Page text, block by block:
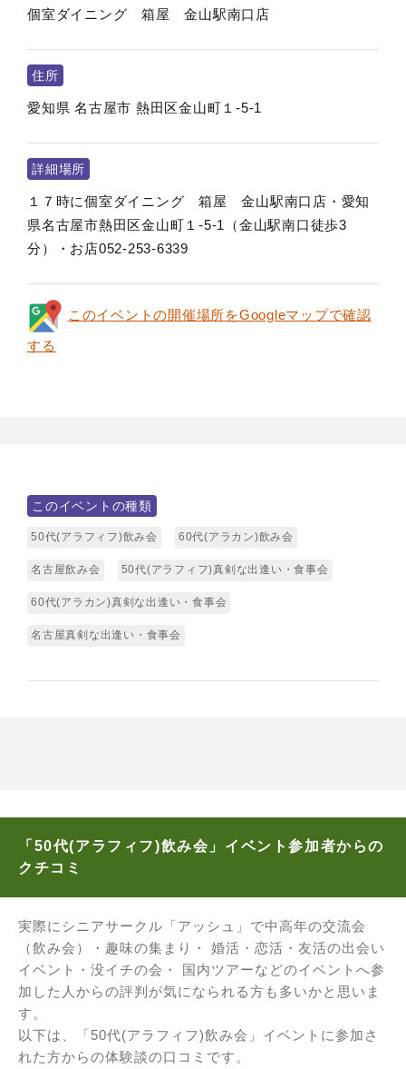
個室ダイニング 箱屋 金山駅南口店
住所
愛知県 名古屋市 熱田区金山町１‐5‐1
詳細場所
１７時に個室ダイニング 箱屋 金山駅南口店・愛知
県名古屋市熱田区金山町１‐5‐1（金山駅南口徒歩3
分）・お店052-253-6339
このイベントの開催場所をGoogleマップで確認
する
このイベントの種類
50代(アラフィフ)飲み会 60代(アラカン)飲み会
名古屋飲み会 50代(アラフィフ)真剣な出逢い・食事会
60代(アラカン)真剣な出逢い・食事会
名古屋真剣な出逢い・食事会
「50代(アラフィフ)飲み会」イベント参加者からの
クチコミ
実際にシニアサークル「アッシュ」で中高年の交流会
（飲み会）・趣味の集まり・ 婚活・恋活・友活の出会い
イベント・没イチの会・ 国内ツアーなどのイベントへ参
加した人からの評判が気になられる方も多いかと思いま
す。
以下は、「50代(アラフィフ)飲み会」イベントに参加さ
れた方からの体験談の口コミです。